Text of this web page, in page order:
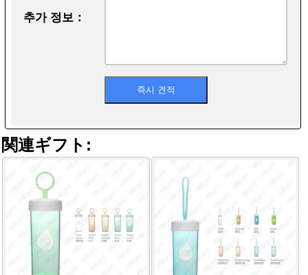
추가 정보：
関連ギフト: